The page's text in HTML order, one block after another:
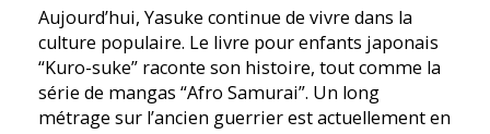
Aujourd’hui, Yasuke continue de vivre dans la
culture populaire. Le livre pour enfants japonais
“Kuro-suke” raconte son histoire, tout comme la
série de mangas “Afro Samurai”. Un long
métrage sur l’ancien guerrier est actuellement en